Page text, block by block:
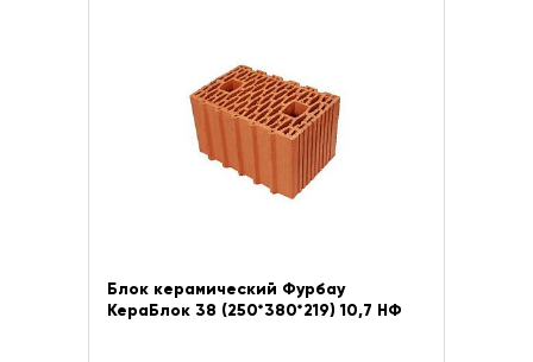
Блок керамический Фурбау
КераБлок 38 (250*380*219) 10,7 НФ